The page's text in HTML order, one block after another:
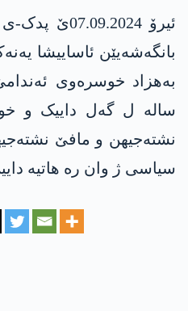
ئیرۆ
بانگەشەیێن ئاساییشا
سالە ل گەل داییک و
نشتەجیهن و مافێ
سیاسی ژ وان رە هاتیە